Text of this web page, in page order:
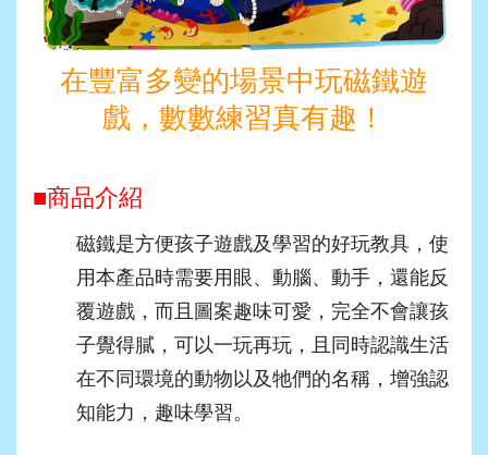
在豐富多變的場景中玩磁鐵遊
戲，數數練習真有趣！
■商品介紹
磁鐵是方便孩子遊戲及學習的好玩教具，使
用本產品時需要用眼、動腦、動手，還能反
覆遊戲，而且圖案趣味可愛，完全不會讓孩
子覺得膩，可以一玩再玩，且同時認識生活
在不同環境的動物以及牠們的名稱，增強認
知能力，趣味學習。